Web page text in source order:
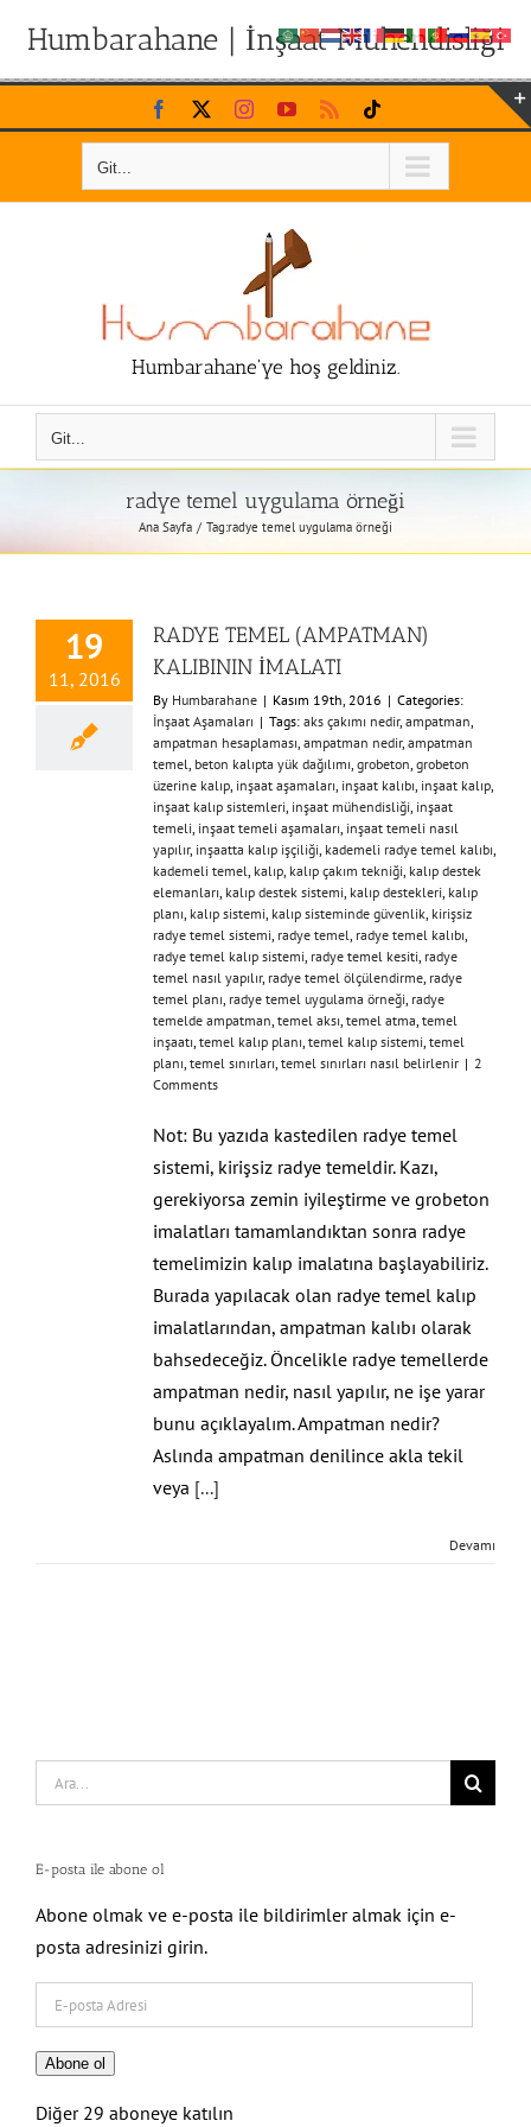
Humbarahane | İnşaat Mühendisliği
Skip
to
Facebook InstagramYouTubeRss
Git...
Humbarahane'ye hoş geldiniz.
Git...
radye temel uygulama örneği
Ana Sayfa Tag:radye temel uygulama örneği
19
11, 2016
RADYE TEMEL (AMPATMAN)
KALIBININ İMALATI
By Humbarahane | Kasım 19th, 2016 | Categories:
İnşaat Aşamaları | Tags: aks çakımı nedir, ampatman,
ampatman hesaplaması, ampatman nedir, ampatman
temel, beton kalıpta yük dağılımı, grobeton, grobeton
üzerine kalıp, inşaat aşamaları, inşaat kalıbı, inşaat kalıp,
inşaat kalıp sistemleri, inşaat mühendisliği, inşaat
temeli, inşaat temeli aşamaları, inşaat temeli nasıl
yapılır, inşaatta kalıp işçiliği, kademeli radye temel kalıbı,
kademeli temel, kalıp, kalıp çakım tekniği, kalıp destek
elemanları, kalıp destek sistemi, kalıp destekleri, kalıp
planı, kalıp sistemi, kalıp sisteminde güvenlik, kirişsiz
radye temel sistemi, radye temel, radye temel kalıbı,
radye temel kalıp sistemi, radye temel kesiti, radye
temel nasıl yapılır, radye temel ölçülendirme, radye
temel planı, radye temel uygulama örneği, radye
temelde ampatman, temel aksı, temel atma, temel
inşaatı, temel kalıp planı, temel kalıp sistemi, temel
planı, temel sınırları, temel sınırları nasıl belirlenir | 2
Comments
Not: Bu yazıda kastedilen radye temel
sistemi, kirişsiz radye temeldir. Kazı,
gerekiyorsa zemin iyileştirme ve grobeton
imalatları tamamlandıktan sonra radye
temelimizin kalıp imalatına başlayabiliriz.
Burada yapılacak olan radye temel kalıp
imalatlarından, ampatman kalıbı olarak
bahsedeceğiz. Öncelikle radye temellerde
ampatman nedir, nasıl yapılır, ne işe yarar
bunu açıklayalım. Ampatman nedir?
Aslında ampatman denilince akla tekil
veya [...]
Devamı
Search
for:
E-posta ile abone ol
Abone olmak ve e-posta ile bildirimler almak için e-
posta adresinizi girin.
posta
Adresi
Abone ol
Diğer 29 aboneye katılın